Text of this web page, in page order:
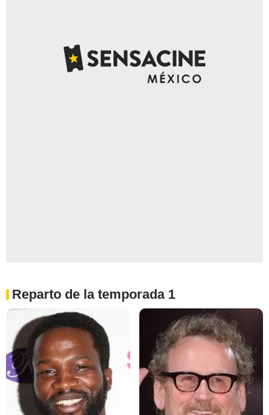
Reparto de la temporada 1